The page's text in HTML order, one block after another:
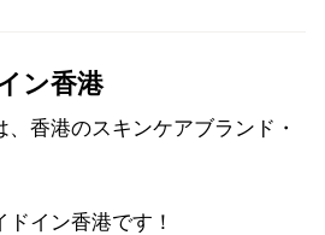
ン香港
香港のスキンケアブランド・
イン香港です！